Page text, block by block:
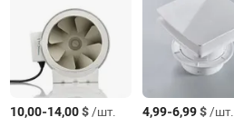
10,00-14,00$/шт. 4,99-6,99$/шт.